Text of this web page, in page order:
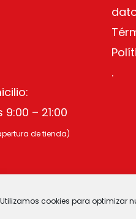
Utilizamos cookies para optimizar
– 21:00
de tienda)
.